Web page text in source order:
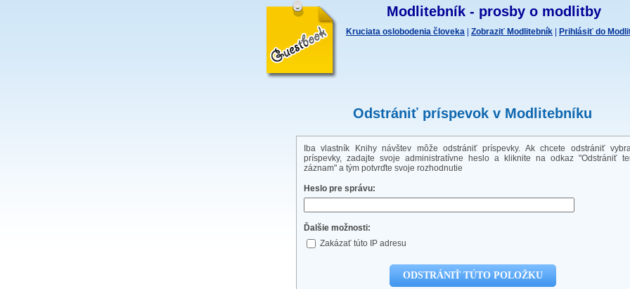
Modlitebník - prosby o modlitby
Kruciata oslobodenia človeka Zobraziť Modlitebník Prihlásiť do
Odstrániť príspevok v Modlitebníku
Iba vlastník Knihy návštev môže odstrániť príspevky. Ak chcete odstrániť
príspevky, zadajte svoje administratívne heslo a kliknite na odkaz "Odstrániť
záznam" a tým potvrďte svoje rozhodnutie
Heslo pre správu:
Ďalšie možnosti:
Zakázať túto IP adresu